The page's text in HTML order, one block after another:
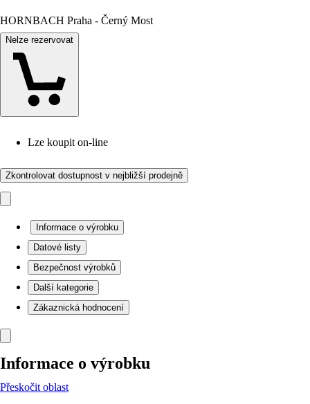
HORNBACH Praha - Černý Most
Nelze rezervovat
Lze koupit on-line
Zkontrolovat dostupnost v nejbližší prodejně
Informace o výrobku
Datové listy
Bezpečnost výrobků
Další kategorie
Zákaznická hodnocení
Informace o výrobku
Přeskočit oblast